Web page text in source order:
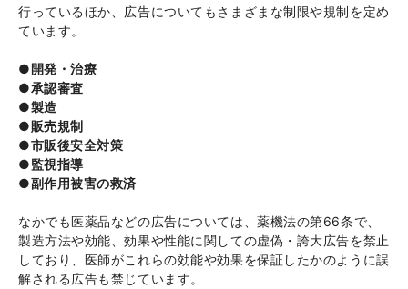
行っているほか、広告についてもさまざまな制限や規制を定め
ています。
●開発・治療
●承認審査
●製造
●販売規制
●市販後安全対策
●監視指導
●副作用被害の救済
なかでも医薬品などの広告については、薬機法の第66条で、
製造方法や効能、効果や性能に関しての虚偽・誇大広告を禁止
しており、医師がこれらの効能や効果を保証したかのように誤
解される広告も禁じています。